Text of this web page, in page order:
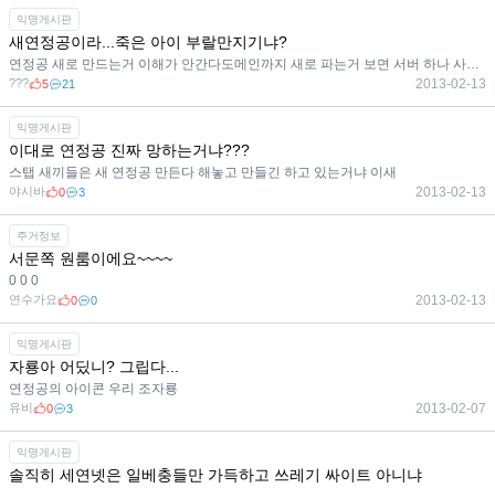
익명게시판
새연정공이라...죽은 아이 부랄만지기냐?
연정공 새로 만드는거 이해가 안간다도메인까지 새로 파는거 보면 서버 하나 사들여서 작업하는거 같은데
??? 5 21 2013-02-13
익명게시판
이대로 연정공 진짜 망하는거냐???
스탭 새끼들은 새 연정공 만든다 해놓고 만들긴 하고 있는거냐 이새
야시바 0 3 2013-02-13
주거정보
서문쪽 원룸이에요~~~~
0 0 0
연수가요 0 0 2013-02-13
익명게시판
자룡아 어딨니? 그립다...
연정공의 아이콘 우리 조자룡
유비 0 3 2013-02-07
익명게시판
솔직히 세연넷은 일베충들만 가득하고 쓰레기 싸이트 아니냐